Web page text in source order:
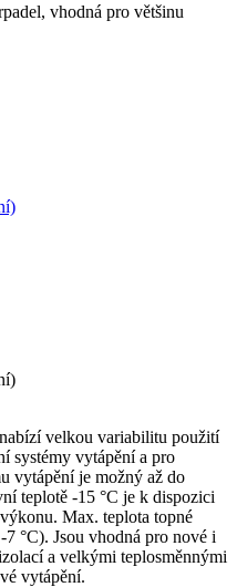
vhodná pro většinu
velkou variabilitu použití
systémy vytápění a pro
vytápění je možný až do
teplotě -15 °C je k dispozici
Max. teplota topné
°C). Jsou vhodná pro nové i
a velkými teplosměnnými
vytápění.